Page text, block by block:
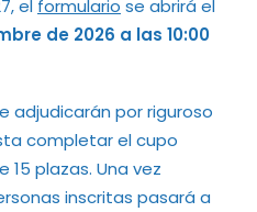
el formulario se abrirá el
de 2026 a las 10:00
adjudicarán por riguroso
completar el cupo
plazas. Una vez
inscritas pasará a